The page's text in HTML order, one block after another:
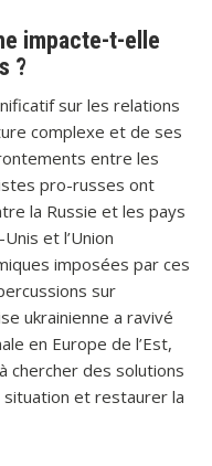
impacte-t-elle
?
sur les relations
complexe et de ses
entre les
pro-russes ont
la Russie et les pays
et l’Union
imposées par ces
sur
ukrainienne a ravivé
en Europe de l’Est,
chercher des solutions
et restaurer la